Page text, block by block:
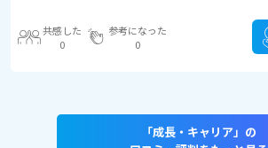
共感した
0
参考になった
0
「成長・キャリア」の